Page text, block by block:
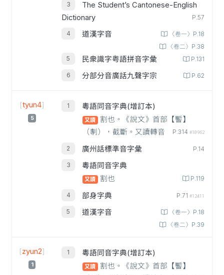
The Student’s Cantonese-English
Dictionary
P.57
道漢字音
〈卷一〉P.18
〈卷二〉P.38
民衆識字粤語拼音字彙 P.131
分部分音廣話九聲字宗 P.62
[tyun4]
5
粵語同音字典(增訂本)
又讀
割也。《說文》首部【𩠹】
（剸），截斷。又讀轉音
P.314 #10962
廣州話標準音字彙 P.14
粵語同音字典
又讀 割也 P.119
部身字典 P.71 #12411
道漢字音
〈卷一〉P.18
〈卷二〉P.39
[zyun2]
1
粵語同音字典(增訂本)
又讀
割也。《說文》首部【𩠹】